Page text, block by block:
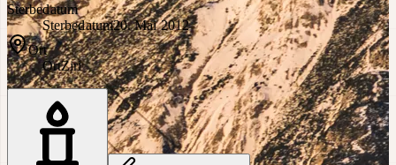
Sterbedatum
Sterbedatum20. Mai 2012
Ort
OrtZirl